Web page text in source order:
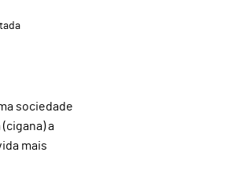
sociedade
a
mais